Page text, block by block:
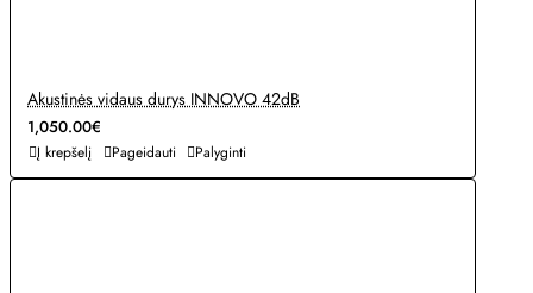
Akustinės vidaus durys INNOVO 42dB
1,050.00€
Į krepšelį Pageidauti Palyginti